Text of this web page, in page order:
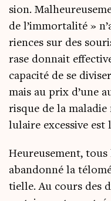
sion.
de l’im­mor­ta­li­té »
riences sur des
rase don­nait
capa­ci­té de se
mais au prix d’une
risque de la
lu­laire exces­sive est
Heu­reu­se­ment, tous
aban­don­né la
tielle. Au cours des